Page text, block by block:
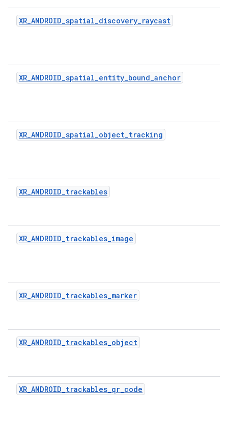
XR_ANDROID_spatial_discovery_raycast
XR_ANDROID_spatial_entity_bound_anchor
XR_ANDROID_spatial_object_tracking
XR_ANDROID_trackables
XR_ANDROID_trackables_image
XR_ANDROID_trackables_marker
XR_ANDROID_trackables_object
XR_ANDROID_trackables_qr_code